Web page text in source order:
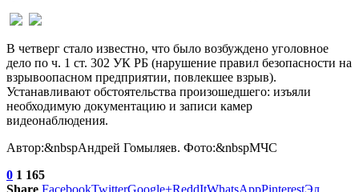
В четверг стало известно, что было возбуждено уголовное
дело по ч. 1 ст. 302 УК РБ (нарушение правил безопасности на
взрывоопасном предприятии, повлекшее взрыв).
Устанавливают обстоятельства произошедшего: изъяли
необходимую документацию и записи камер
видеонаблюдения.
Автор:&nbspАндрей Гомыляев. Фото:&nbspМЧС
0 1 165
Share FacebookTwitterGoogle+ReddItWhatsAppPinterestЭл.